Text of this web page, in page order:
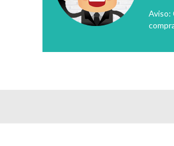
Aviso: